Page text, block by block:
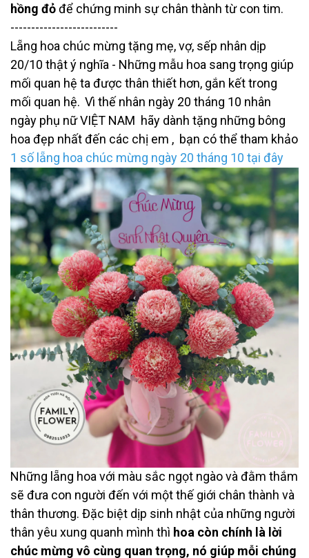
hồng đỏđể chứng minh sự chân thành từ con tim.
--------------------------
Lẵng hoa chúc mừng tặng mẹ, vợ, sếp nhân dịp
20/10 thật ý nghĩa - Những mẫu hoa sang trọng giúp
mối quan hệ ta được thân thiết hơn, gắn kết trong
mối quan hệ. Vì thế nhân ngày 20 tháng 10 nhân
ngày phụ nữ VIỆT NAM hãy dành tặng những bông
hoa đẹp nhất đến các chị em , bạn có thể tham khảo
1 số lẵng hoa chúc mừng ngày 20 tháng 10 tại đây
Những lẵng hoa với màu sắc ngọt ngào và đằm thắm
sẽ đưa con người đến với một thế giới chân thành và
thân thương. Đặc biệt dịp sinh nhật của những người
thân yêu xung quanh mình thì hoa còn chính là lời
chúc mừng vô cùng quan trọng, nó giúp mỗi chúng